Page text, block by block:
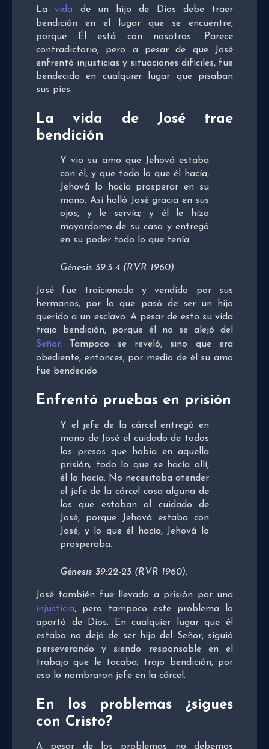
Lavida de un hijo de Dios debe traer
bendición en el lugar que se encuentre,
porque Él está con nosotros. Parece
contradictorio, pero a pesar de que José
enfrentó injusticias y situaciones difíciles, fue
bendecido en cualquier lugar que pisaban
sus pies.
La vida de José trae
bendición
Y vio su amo que Jehová estaba
con él, y que todo lo que él hacía,
Jehová lo hacía prosperar en su
mano. Así halló José gracia en sus
ojos, y le servía; y él le hizo
mayordomo de su casa y entregó
en su poder todo lo que tenía.
Génesis 39:3-4 (RVR 1960).
José fue traicionado y vendido por sus
hermanos, por lo que pasó de ser un hijo
querido a un esclavo. A pesar de esto su vida
trajo bendición, porque él no se alejó del
Señor. Tampoco se reveló, sino que era
obediente, entonces, por medio de él su amo
fue bendecido.
Enfrentó pruebas en prisión
Y el jefe de la cárcel entregó en
mano de José el cuidado de todos
los presos que había en aquella
prisión; todo lo que se hacía allí,
él lo hacía. No necesitaba atender
el jefe de la cárcel cosa alguna de
las que estaban al cuidado de
José, porque Jehová estaba con
José, y lo que él hacía, Jehová lo
prosperaba.
Génesis 39:22-23 (RVR 1960).
José también fue llevado a prisión por una
injusticia, pero tampoco este problema lo
apartó de Dios. En cualquier lugar que él
estaba no dejó de ser hijo del Señor, siguió
perseverando y siendo responsable en el
trabajo que le tocaba; trajo bendición, por
eso lo nombraron jefe en la cárcel.
En los problemas ¿sigues
con Cristo?
A pesar de los problemas no debemos